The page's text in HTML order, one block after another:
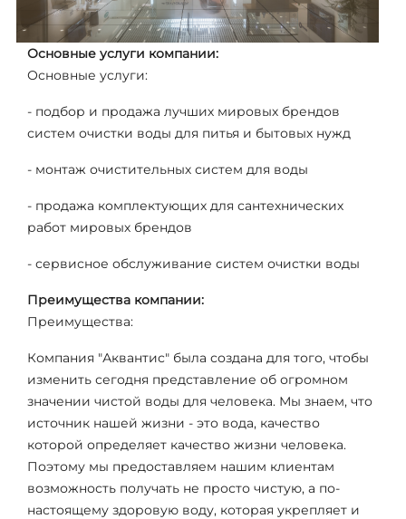
Основные услуги компании:
Основные услуги:
- подбор и продажа лучших мировых брендов
систем очистки воды для питья и бытовых нужд
- монтаж очистительных систем для воды
- продажа комплектующих для сантехнических
работ мировых брендов
- сервисное обслуживание систем очистки воды
Преимущества компании:
Преимущества:
Компания "Аквантис" была создана для того, чтобы
изменить сегодня представление об огромном
значении чистой воды для человека. Мы знаем, что
источник нашей жизни - это вода, качество
которой определяет качество жизни человека.
Поэтому мы предоставляем нашим клиентам
возможность получать не просто чистую, а по-
настоящему здоровую воду, которая укрепляет и